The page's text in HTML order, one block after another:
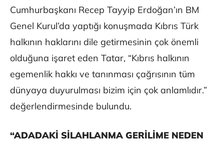
Cumhurbaşkanı Recep Tayyip Erdoğan’ın BM
Genel Kurul’da yaptığı konuşmada Kıbrıs Türk
halkının haklarını dile getirmesinin çok önemli
olduğuna işaret eden Tatar, “Kıbrıs halkının
egemenlik hakkı ve tanınması çağrısının tüm
dünyaya duyurulması bizim için çok anlamlıdır.”
değerlendirmesinde bulundu.
“ADADAKİ SİLAHLANMA GERİLİME NEDEN